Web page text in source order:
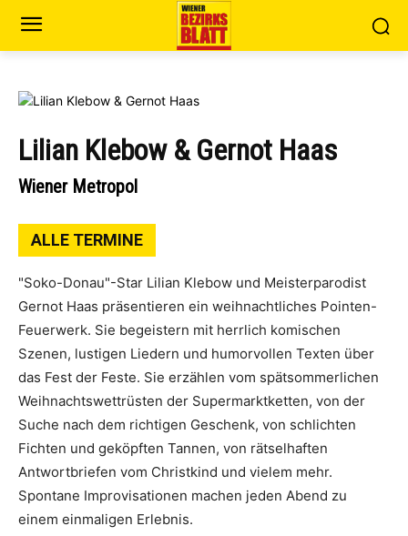
Lilian Klebow & Gernot Haas
Wiener Metropol
ALLE TERMINE
"Soko-Donau"-Star Lilian Klebow und Meisterparodist
Gernot Haas präsentieren ein weihnachtliches Pointen-
Feuerwerk. Sie begeistern mit herrlich komischen
Szenen, lustigen Liedern und humorvollen Texten über
das Fest der Feste. Sie erzählen vom spätsommerlichen
Weihnachtswettrüsten der Supermarktketten, von der
Suche nach dem richtigen Geschenk, von schlichten
Fichten und geköpften Tannen, von rätselhaften
Antwortbriefen vom Christkind und vielem mehr.
Spontane Improvisationen machen jeden Abend zu
einem einmaligen Erlebnis.